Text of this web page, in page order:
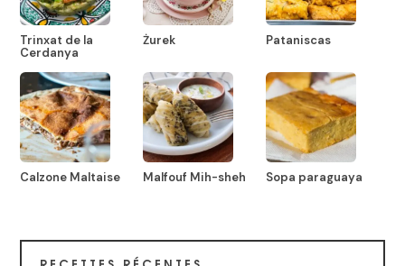
Trinxat de la
Cerdanya
Żurek Pataniscas
Calzone Maltaise Malfouf Mih-sheh Sopa paraguaya